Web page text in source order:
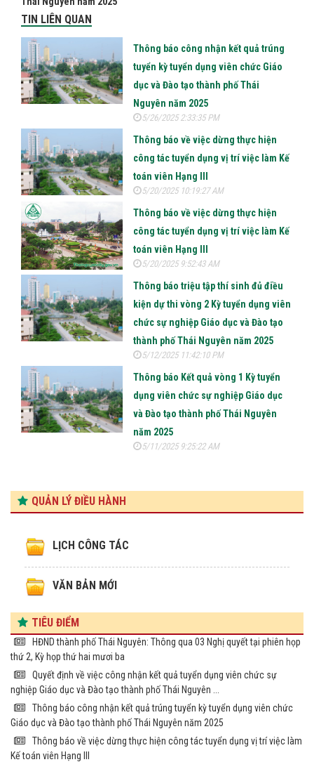
TIN LIÊN QUAN
Thông báo công nhận kết quả trúng
tuyển kỳ tuyển dụng viên chức Giáo
dục và Đào tạo thành phố Thái
Nguyên năm 2025
5/26/2025 2:33:35 PM
Thông báo về việc dừng thực hiện
công tác tuyển dụng vị trí việc làm Kế
toán viên Hạng III
5/20/2025 10:19:27 AM
Thông báo về việc dừng thực hiện
công tác tuyển dụng vị trí việc làm Kế
toán viên Hạng III
5/20/2025 9:52:43 AM
Thông báo triệu tập thí sinh đủ điều
kiện dự thi vòng 2 Kỳ tuyển dụng viên
chức sự nghiệp Giáo dục và Đào tạo
thành phố Thái Nguyên năm 2025
5/12/2025 11:42:10 PM
Thông báo Kết quả vòng 1 Kỳ tuyển
dụng viên chức sự nghiệp Giáo dục
và Đào tạo thành phố Thái Nguyên
năm 2025
5/11/2025 9:25:22 AM
QUẢN LÝ ĐIỀU HÀNH
LỊCH CÔNG TÁC
VĂN BẢN MỚI
TIÊU ĐIỂM
HĐND thành phố Thái Nguyên: Thông qua 03 Nghị quyết tại phiên họp
thứ 2, Kỳ họp thứ hai mươi ba
Quyết định về việc công nhận kết quả tuyển dụng viên chức sự
nghiệp Giáo dục và Đào tạo thành phố Thái Nguyên ...
Thông báo công nhận kết quả trúng tuyển kỳ tuyển dụng viên chức
Giáo dục và Đào tạo thành phố Thái Nguyên năm 2025
Thông báo về việc dừng thực hiện công tác tuyển dụng vị trí việc làm
Kế toán viên Hạng III